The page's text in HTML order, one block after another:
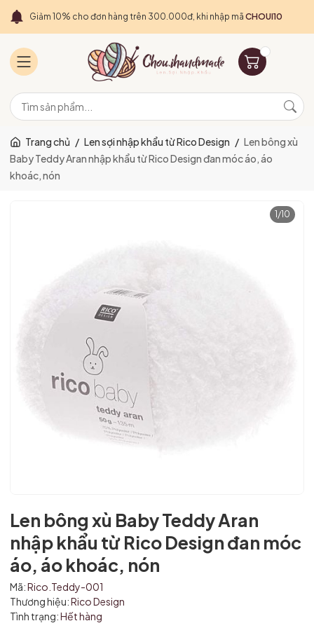
Giảm 10% cho đơn hàng trên 300.000đ, khi nhập mã CHOUI10
Trang chủ / Len sợi nhập khẩu từ Rico Design / Len bông xù
Baby Teddy Aran nhập khẩu từ Rico Design đan móc áo, áo
khoác, nón
1 /10
Len bông xù Baby Teddy Aran
nhập khẩu từ Rico Design đan móc
áo, áo khoác, nón
Mã:Rico.Teddy-001
Thương hiệu:Rico Design
Tình trạng:Hết hàng